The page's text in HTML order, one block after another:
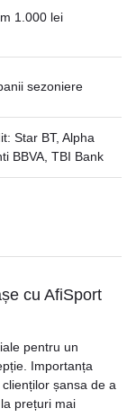
1.000 lei
sezoniere
Star BT, Alpha
BBVA, TBI Bank
cu AfiSport
pentru un
Importanța
șansa de a
prețuri mai